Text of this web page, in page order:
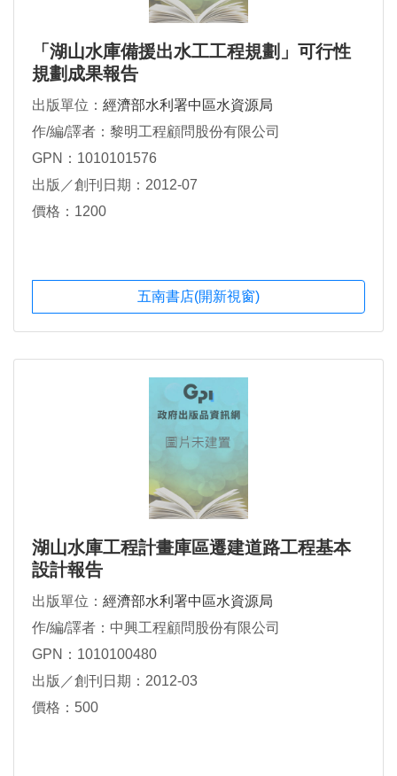
「湖山水庫備援出水工工程規劃」可行性
規劃成果報告
出版單位： 經濟部水利署中區水資源局
作/編/譯者：黎明工程顧問股份有限公司
GPN：1010101576
出版／創刊日期：2012-07
價格：1200
五南書店(開新視窗)
湖山水庫工程計畫庫區遷建道路工程基本
設計報告
出版單位： 經濟部水利署中區水資源局
作/編/譯者：中興工程顧問股份有限公司
GPN：1010100480
出版／創刊日期：2012-03
價格：500